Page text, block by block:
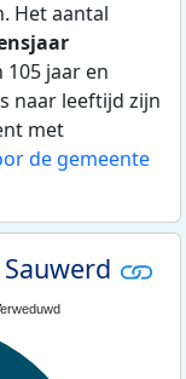
Het aantal
jaar en
naar leeftijd zijn
met
de gemeente